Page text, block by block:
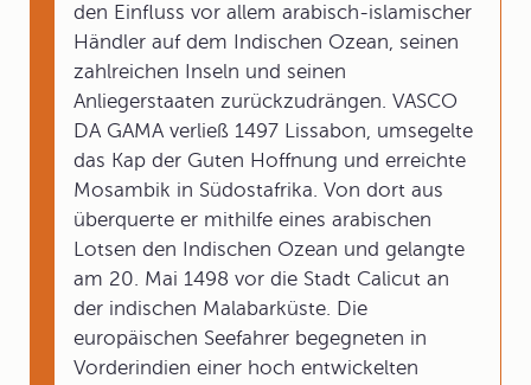
den Einfluss vor allem arabisch-islamischer
Händler auf dem Indischen Ozean, seinen
zahlreichen Inseln und seinen
Anliegerstaaten zurückzudrängen. VASCO
DA GAMA verließ 1497 Lissabon, umsegelte
das Kap der Guten Hoffnung und erreichte
Mosambik in Südostafrika. Von dort aus
überquerte er mithilfe eines arabischen
Lotsen den Indischen Ozean und gelangte
am 20. Mai 1498 vor die Stadt Calicut an
der indischen Malabarküste. Die
europäischen Seefahrer begegneten in
Vorderindien einer hoch entwickelten